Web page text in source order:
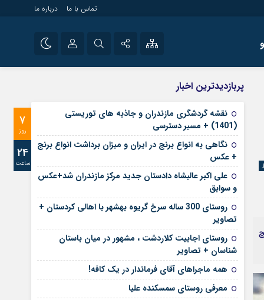
تماس با ما درباره ما
آپارات
رمز عبور
مرا به خاطر بسپار
راه اندازی سایت و
سایت های خبری و
پربازدیدترین اخبار
7
روز
24
ساعت
نقشه گردشگری مازندران و جاذبه های توریستی
(1401) + مسیر دسترسی
نگاهی به انواع برنج در ایران و میزان برداشت انواع برنج
+ عکس
علی‌ اکبر عالیشاه دادستان جدید مرکز مازندران شد+عکس
و سوابق
روستای 300 ساله سرخ ‌گریوه بهشهر با اهالی کردستان +
تصاویر
روستای اجابیت کلاردشت ، مشهور در میان باستان
شناسان + تصاویر
همه ماجراهای آقای فرماندار در یک کافه!
معرفی روستای سمسکنده علیا